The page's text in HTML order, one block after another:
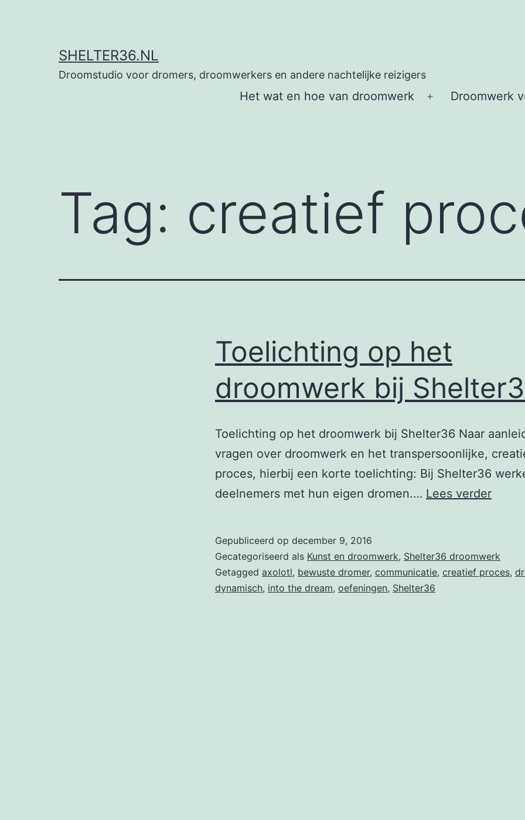
SHELTER36.NL
Droomstudio voor dromers, droomwerkers en andere nachtelijke reizigers
Het wat en hoe van droomwerk
Open
Droomwerk
Tag: creatief
Toelichting op het
droomwerk bij
Toelichting op het droomwerk bij Shelter36 Naar
vragen over droomwerk en het transpersoonlijke,
proces, hierbij een korte toelichting: Bij Shelter36
deelnemers met hun eigen dromen.… Lees verder
bij
Gepubliceerd op december 9, 2016
Gecategoriseerd als Kunst en droomwerk, Shelter36 droomwerk
Getagged axolotl, bewuste dromer, communicatie, creatief proces,
dynamisch, into the dream, oefeningen, Shelter36